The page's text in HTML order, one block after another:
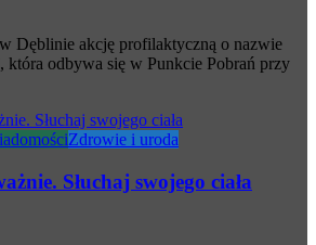
Dęblinie akcję profilaktyczną o nazwie
która odbywa się w Punkcie Pobrań przy
Zdrowie i uroda
Słuchaj swojego ciała